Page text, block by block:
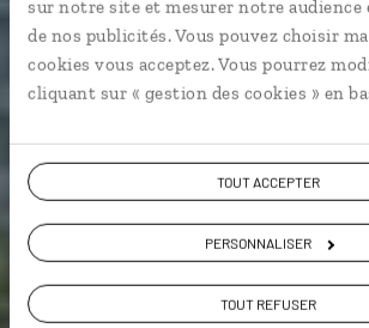
sur notre site et mesurer notre audience
de nos publicités. Vous pouvez choisir
cookies vous acceptez. Vous pourrez
cliquant sur « gestion des cookies » en
TOUT ACCEPTER
PERSONNALISER
TOUT REFUSER
Circuit rando et plage Açores :
Santa Maria.
Voir les 387 avis sur les voyages au
VOIR LA GALERIE PHOTOS